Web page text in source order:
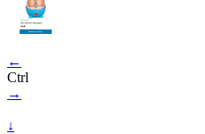
←
Ctrl
→
↓